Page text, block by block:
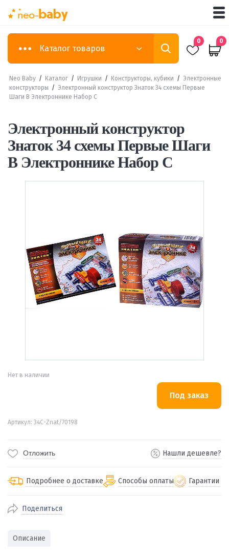
Каталог товаров
0 0
Neo Baby / Каталог / Игрушки / Конструкторы, кубики / Электронные
конструкторы / Электронный конструктор Знаток 34 схемы Первые
Шаги В Электроннике Набор C
Электронный конструктор
Знаток 34 схемы Первые Шаги
В Электроннике Набор C
Нет в наличии
Артикул: 34С-Znat/70198
Отложить Нашли дешевле?
Подробнее о доставке
По Екатеринбургу бесплатная
Способы оплаты Гарантии
Поделиться
Описание